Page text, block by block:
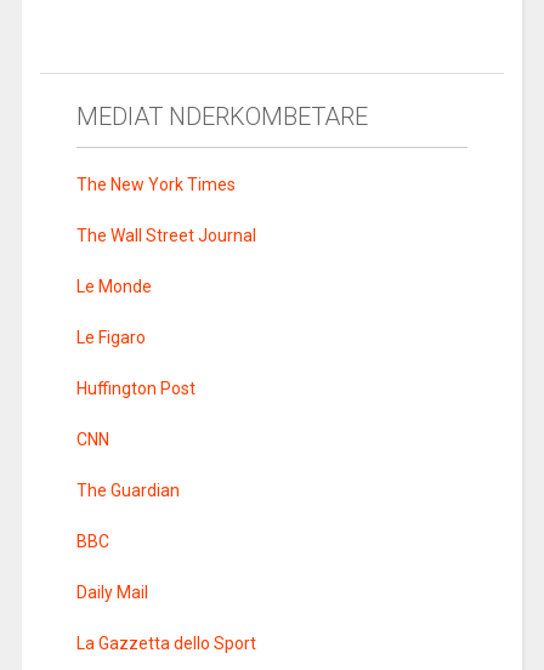
MEDIAT NDERKOMBETARE
The New York Times
The Wall Street Journal
Le Monde
Le Figaro
Huffington Post
CNN
The Guardian
BBC
Daily Mail
La Gazzetta dello Sport